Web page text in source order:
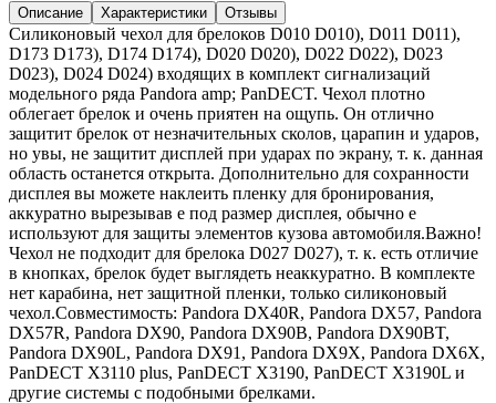
Описание Характеристики Отзывы
Силиконовый чехол для брелоков D010 D010), D011 D011),
D173 D173), D174 D174), D020 D020), D022 D022), D023
D023), D024 D024) входящих в комплект сигнализаций
модельного ряда Pandora amp; PanDECT. Чехол плотно
облегает брелок и очень приятен на ощупь. Он отлично
защитит брелок от незначительных сколов, царапин и ударов,
но увы, не защитит дисплей при ударах по экрану, т. к. данная
область останется открыта. Дополнительно для сохранности
дисплея вы можете наклеить пленку для бронирования,
аккуратно вырезывав е под размер дисплея, обычно е
используют для защиты элементов кузова автомобиля.Важно!
Чехол не подходит для брелока D027 D027), т. к. есть отличие
в кнопках, брелок будет выглядеть неаккуратно. В комплекте
нет карабина, нет защитной пленки, только силиконовый
чехол.Совместимость: Pandora DX40R, Pandora DX57, Pandora
DX57R, Pandora DX90, Pandora DX90B, Pandora DX90BT,
Pandora DX90L, Pandora DX91, Pandora DX9X, Pandora DX6X,
PanDECT X3110 plus, PanDECT X3190, PanDECT X3190L и
другие системы с подобными брелками.